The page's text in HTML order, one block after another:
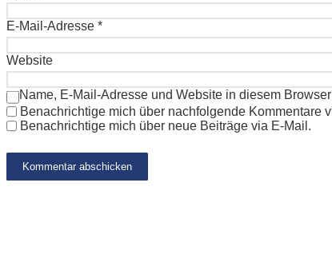
E-Mail-Adresse *
Website
Name, E-Mail-Adresse und Website in diesem
Benachrichtige mich über nachfolgende Kommentare
Benachrichtige mich über neue Beiträge via E-Mail.